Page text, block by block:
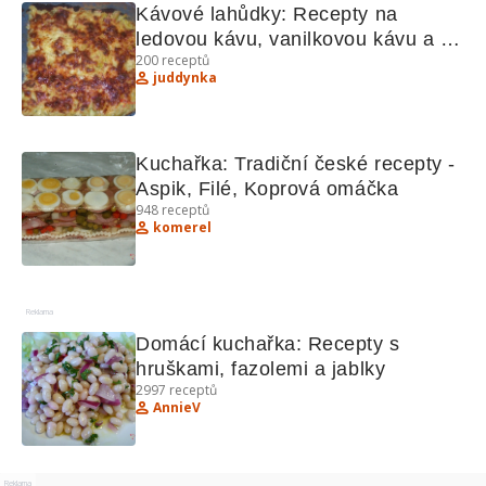
Kávové lahůdky: Recepty na
ledovou kávu, vanilkovou kávu a
další!
200 receptů
juddynka
Kuchařka: Tradiční české recepty -
Aspik, Filé, Koprová omáčka
948 receptů
komerel
Reklama
Domácí kuchařka: Recepty s
hruškami, fazolemi a jablky
2997 receptů
AnnieV
Reklama